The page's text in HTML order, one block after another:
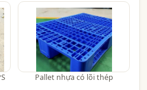
Pallet nhựa có lõi thép